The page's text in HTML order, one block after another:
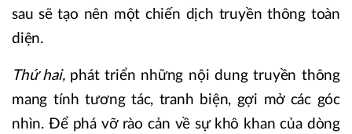
sau sẽ tạo nên một chiến dịch truyền thông toàn
diện.
Thứ hai, phát triển những nội dung truyền thông
mang tính tương tác, tranh biện, gợi mở các góc
nhìn. Để phá vỡ rào cản về sự khô khan của dòng